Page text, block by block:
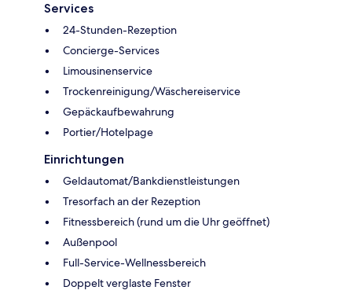
Services
24-Stunden-Rezeption
Concierge-Services
Limousinenservice
Trockenreinigung/Wäschereiservice
Gepäckaufbewahrung
Portier/Hotelpage
Einrichtungen
Geldautomat/Bankdienstleistungen
Tresorfach an der Rezeption
Fitnessbereich (rund um die Uhr geöffnet)
Außenpool
Full-Service-Wellnessbereich
Doppelt verglaste Fenster